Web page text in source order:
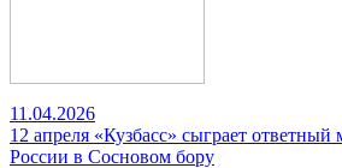
11.04.2026
12 апреля «Кузбасс» сыграет
России в Сосновом бору